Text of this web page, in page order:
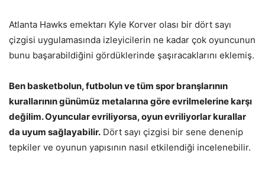
Atlanta Hawks emektarı Kyle Korver olası bir dört sayı
çizgisi uygulamasında izleyicilerin ne kadar çok oyuncunun
bunu başarabildiğini gördüklerinde şaşıracaklarını eklemiş.
Ben basketbolun, futbolun ve tüm spor branşlarının
kurallarının günümüz metalarına göre evrilmelerine karşı
değilim. Oyuncular evriliyorsa, oyun evriliyorlar kurallar
da uyum sağlayabilir. Dört sayı çizgisi bir sene denenip
tepkiler ve oyunun yapısının nasıl etkilendiği incelenebilir.